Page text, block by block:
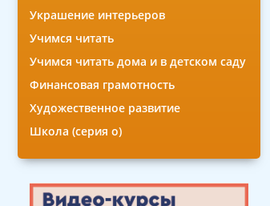
Украшение интерьеров
Учимся читать
Учимся читать дома и в детском саду
Финансовая грамотность
Художественное развитие
Школа (серия о)